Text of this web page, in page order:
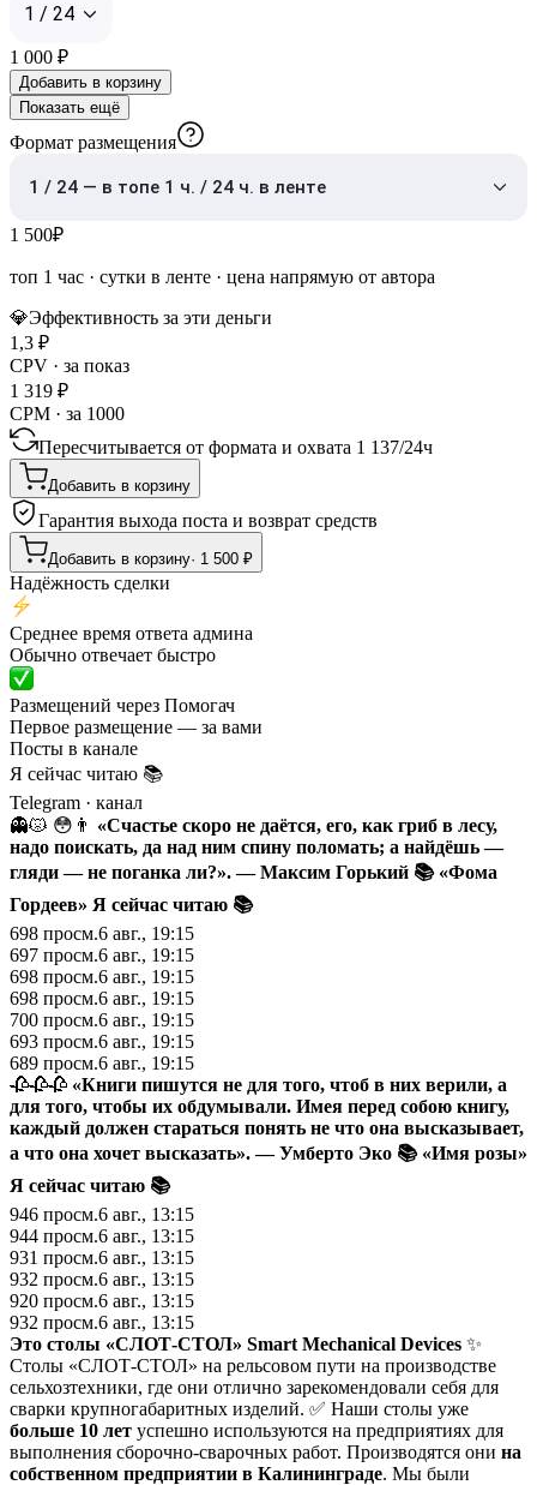
1 / 24
1 000 ₽
Добавить в корзину
Показать ещё
Формат размещения
1 / 24 — в топе 1 ч. / 24 ч. в ленте
1 500₽
топ 1 час · сутки в ленте · цена напрямую от автора
💎Эффективность за эти деньги
1,3 ₽
CPV · за показ
1 319 ₽
CPM · за 1000
Пересчитывается от формата и охвата 1 137/24ч
Добавить в корзину
Гарантия выхода поста и возврат средств
Добавить в корзину· 1 500 ₽
Надёжность сделки
Среднее время ответа админа
Обычно отвечает быстро
Размещений через Помогач
Первое размещение — за вами
Посты в канале
Я сейчас читаю 📚
Telegram · канал
👻😾 😳👨 «Счастье скоро не даётся, его, как гриб в лесу,
надо поискать, да над ним спину поломать; а найдёшь —
гляди — не поганка ли?». — Максим Горький 📚 «Фома
Гордеев» Я сейчас читаю 📚
698 просм.6 авг., 19:15
697 просм.6 авг., 19:15
698 просм.6 авг., 19:15
698 просм.6 авг., 19:15
700 просм.6 авг., 19:15
693 просм.6 авг., 19:15
689 просм.6 авг., 19:15
🥀🥀🥀 «Книги пишутся не для того, чтоб в них верили, а
для того, чтобы их обдумывали. Имея перед собою книгу,
каждый должен стараться понять не что она высказывает,
а что она хочет высказать». — Умберто Эко 📚 «Имя розы»
Я сейчас читаю 📚
946 просм.6 авг., 13:15
944 просм.6 авг., 13:15
931 просм.6 авг., 13:15
932 просм.6 авг., 13:15
920 просм.6 авг., 13:15
932 просм.6 авг., 13:15
Это столы «СЛОТ-СТОЛ» Smart Mechanical Devices ✨
Столы «СЛОТ-СТОЛ» на рельсовом пути на производстве
сельхозтехники, где они отлично зарекомендовали себя для
сварки крупногабаритных изделий. ✅ Наши столы уже
больше 10 лет успешно используются на предприятиях для
выполнения сборочно-сварочных работ. Производятся они на
собственном предприятии в Калининграде. Мы были